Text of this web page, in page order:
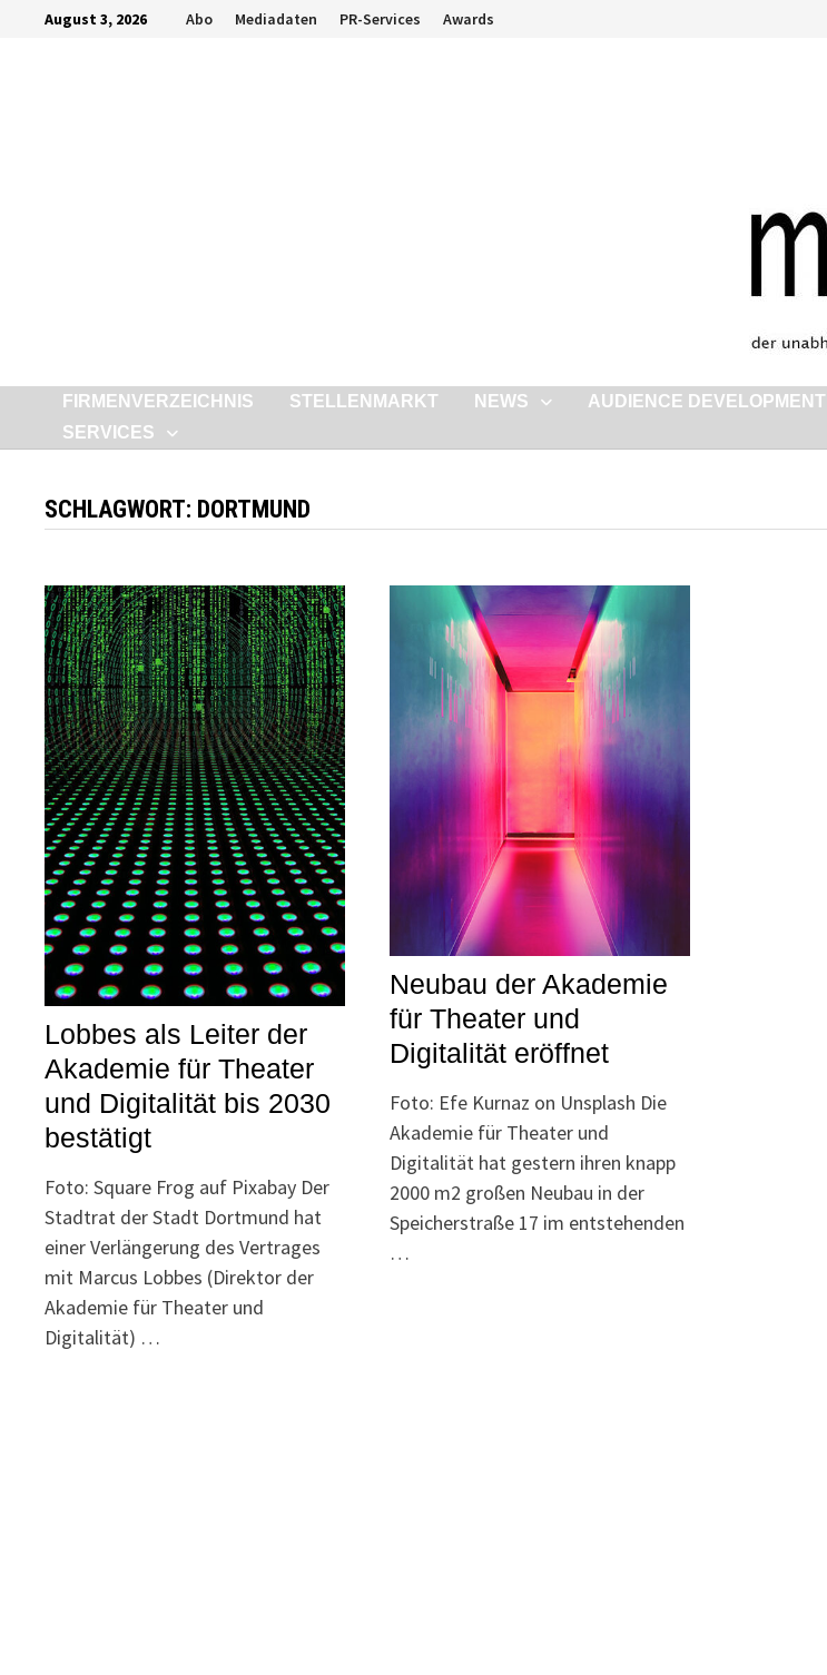
ZurückAugust 3, 2026 Abo Mediadaten PR-Services Awards
FIRMENVERZEICHNIS STELLENMARKT NEWS AUDIENCE DEVELOPMENT
SERVICES
SCHLAGWORT: DORTMUND
Lobbes als Leiter der
Akademie für Theater
und Digitalität bis 2030
bestätigt
Foto: Square Frog auf Pixabay Der
Stadtrat der Stadt Dortmund hat
einer Verlängerung des Vertrages
mit Marcus Lobbes (Direktor der
Akademie für Theater und
Digitalität) …
Neubau der Akademie
für Theater und
Digitalität eröffnet
Foto: Efe Kurnaz on Unsplash Die
Akademie für Theater und
Digitalität hat gestern ihren knapp
2000 m2 großen Neubau in der
Speicherstraße 17 im entstehenden
…